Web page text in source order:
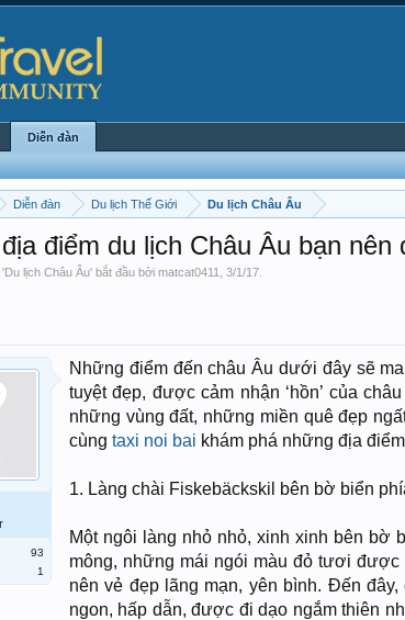
Diễn đàn Du lịch Thế Giới Du lịch Châu Âu
điểm du lịch Châu Âu bạn nên
'Du lịch Châu Âu' bắt đầu bởi matcat0411 3/1/17
93
1
Những điểm đến châu Âu dưới đây sẽ
tuyệt đẹp, được cảm nhận ‘hồn’ của
những vùng đất, những miền quê đẹp
cùng taxi noi bai khám phá những địa
1. Làng chài Fiskebäckskil bên bờ biển
Một ngôi làng nhỏ nhỏ, xinh xinh bên
mông, những mái ngói màu đỏ tươi
nên vẻ đẹp lãng mạn, yên bình. Đến
ngon, hấp dẫn, được đi dạo ngắm thiên
Diễn đàn